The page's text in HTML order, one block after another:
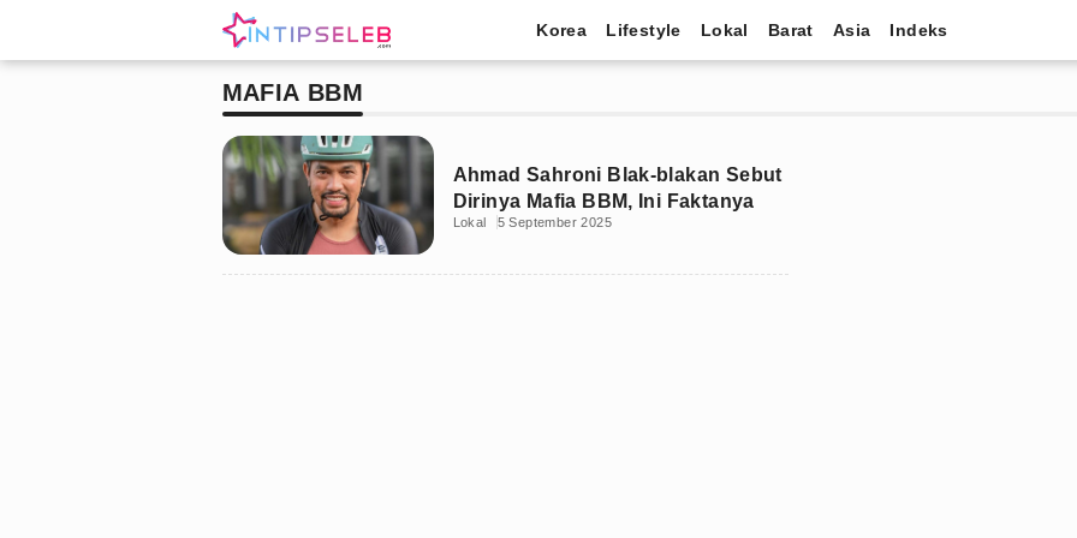
Korea Lifestyle Lokal Barat Asia Indeks
MAFIA BBM
Ahmad Sahroni Blak-blakan Sebut
Dirinya Mafia BBM, Ini Faktanya
Lokal 5 September 2025